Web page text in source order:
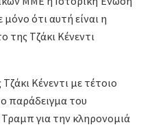
ότι αυτή είναι η
Τζάκι Κένεντι
Κένεντι με τέτοιο
παράδειγμα του
για την κληρονομιά